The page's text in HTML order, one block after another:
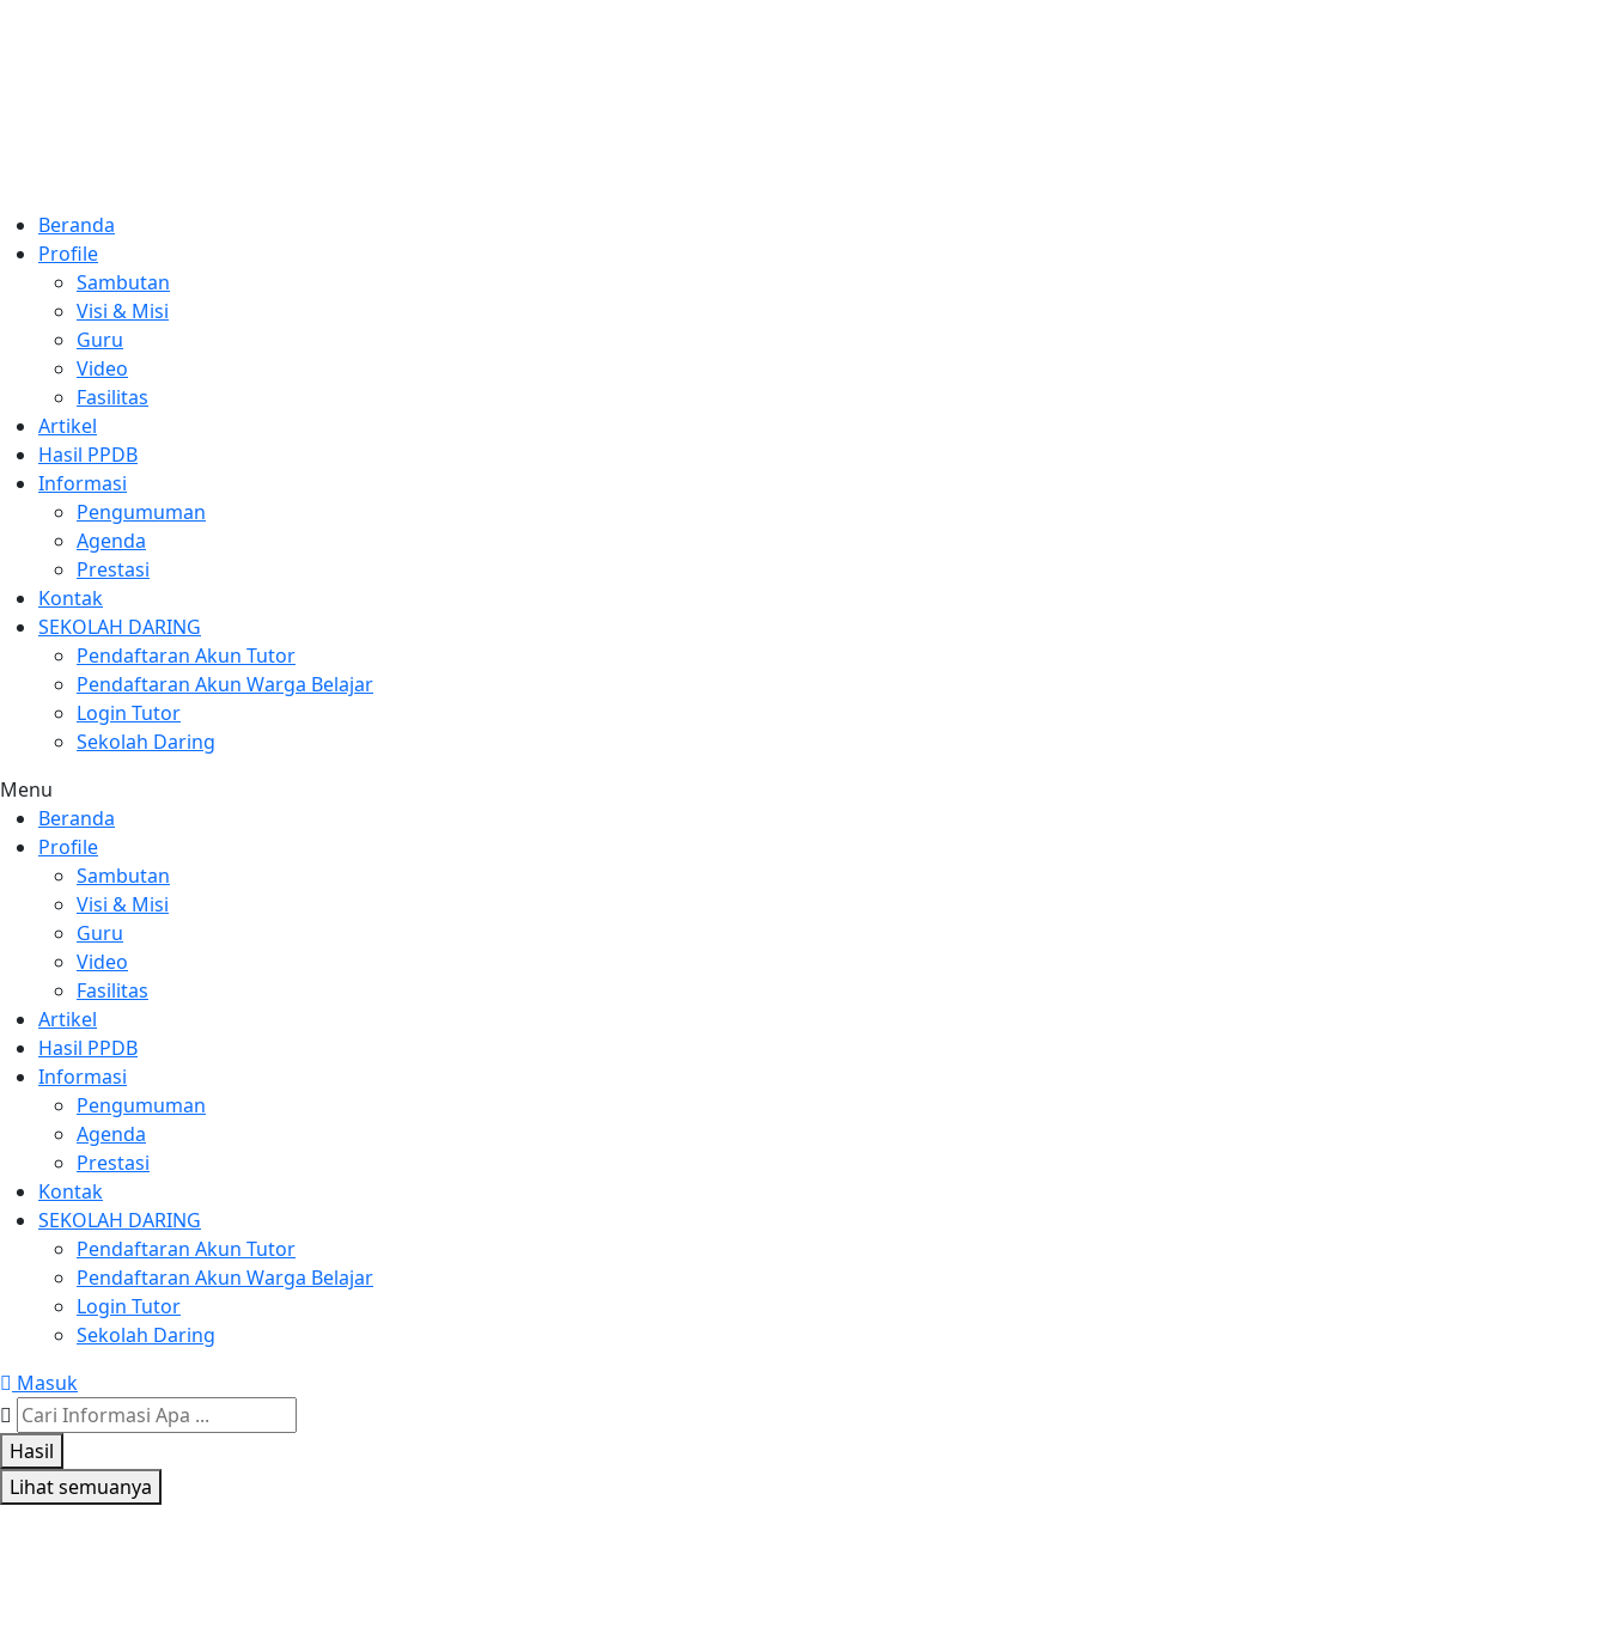
Beranda
Profile
Sambutan
Visi & Misi
Guru
Video
Fasilitas
Artikel
Hasil PPDB
Informasi
Pengumuman
Agenda
Prestasi
Kontak
SEKOLAH DARING
Pendaftaran Akun Tutor
Pendaftaran Akun Warga Belajar
Login Tutor
Sekolah Daring
Menu
Beranda
Profile
Sambutan
Visi & Misi
Guru
Video
Fasilitas
Artikel
Hasil PPDB
Informasi
Pengumuman
Agenda
Prestasi
Kontak
SEKOLAH DARING
Pendaftaran Akun Tutor
Pendaftaran Akun Warga Belajar
Login Tutor
Sekolah Daring
Masuk
Search
...Hasil
Lihat semuanya